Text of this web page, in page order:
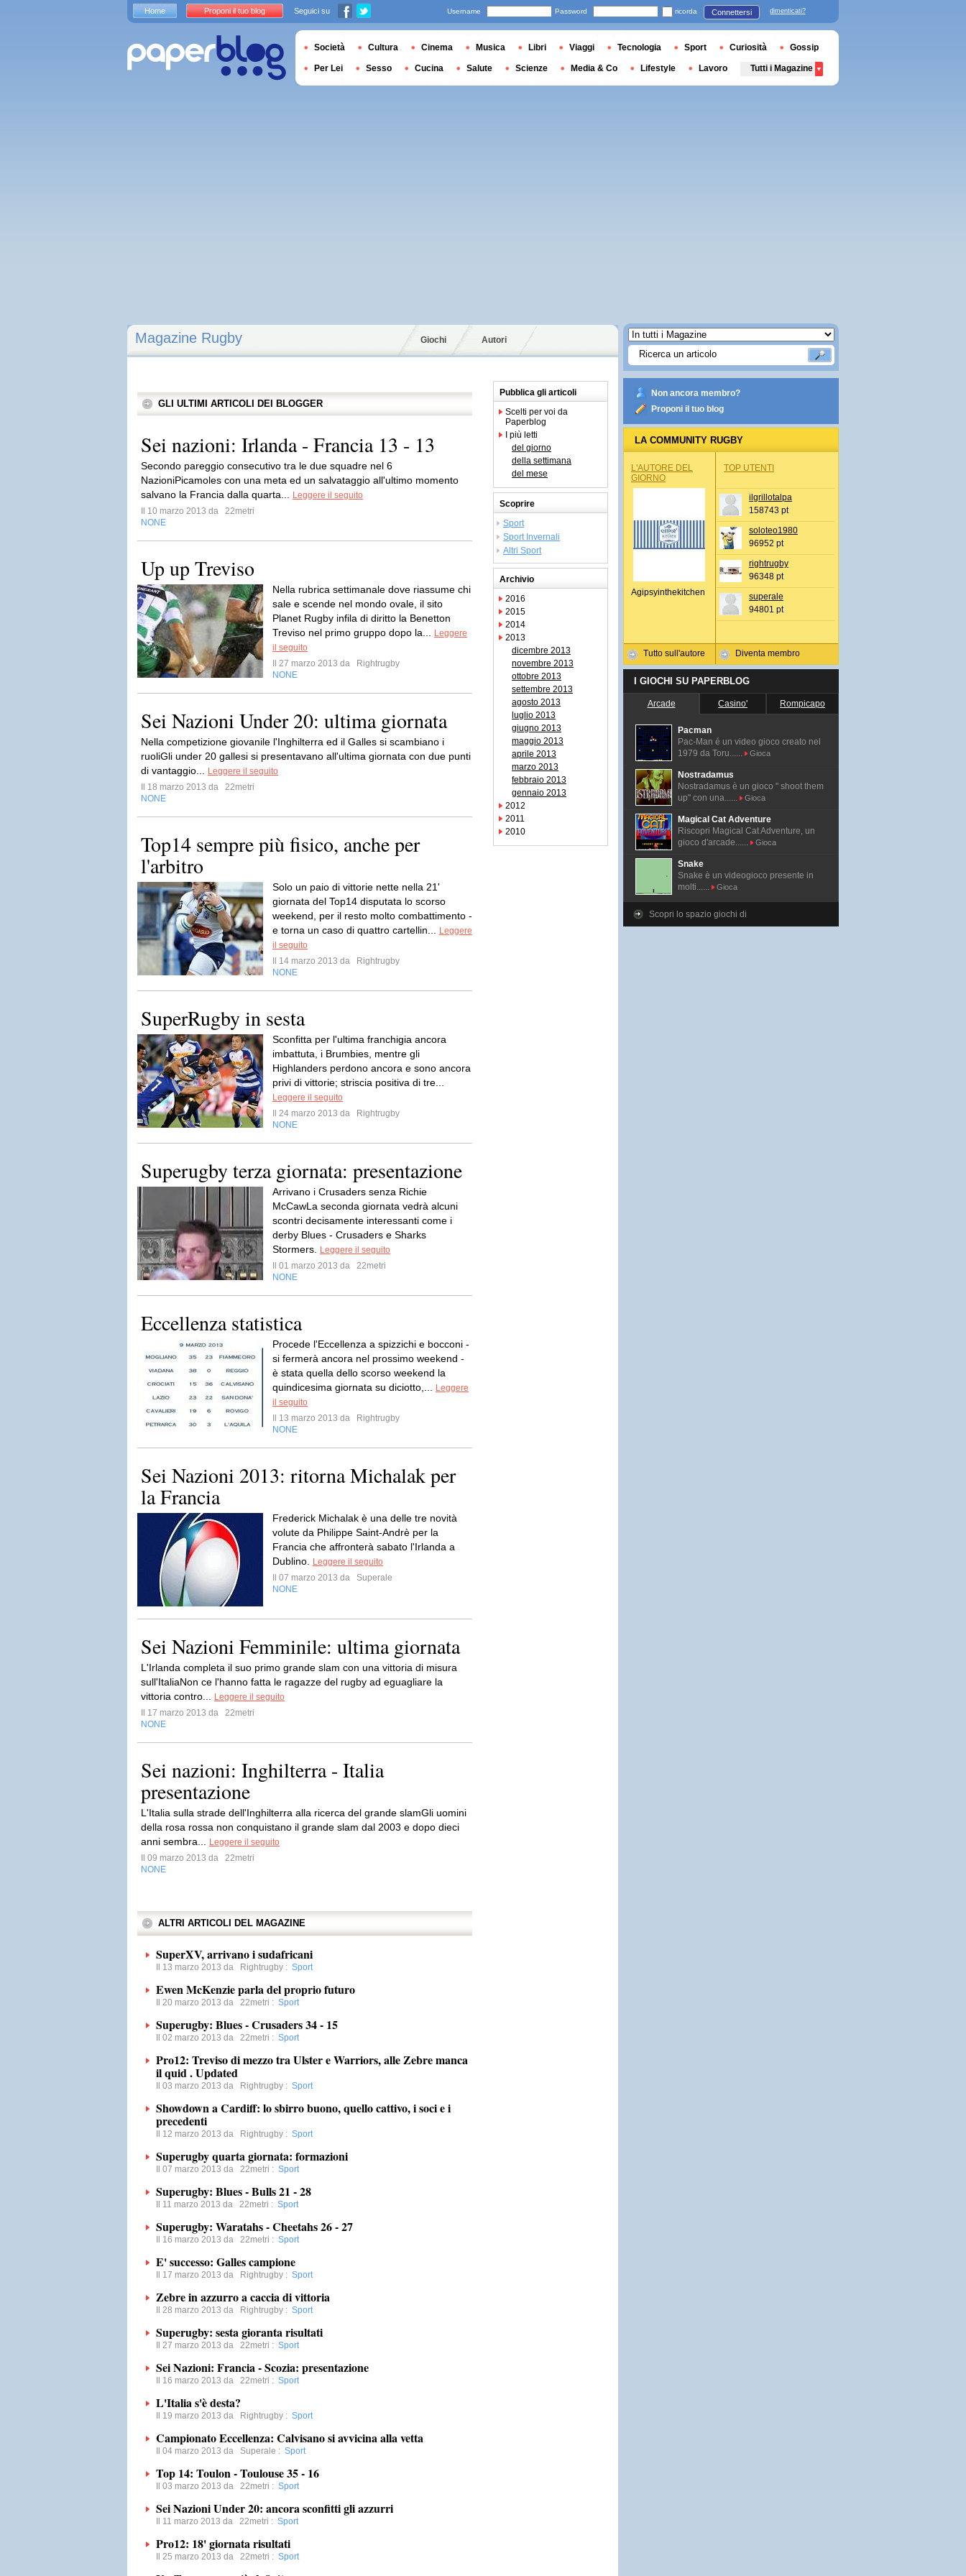
Magazine Rugby Giochi Autori
GLI ULTIMI ARTICOLI DEI BLOGGER
Sei nazioni: Irlanda - Francia 13 - 13
Secondo pareggio consecutivo tra le due squadre nel 6
NazioniPicamoles con una meta ed un salvataggio all'ultimo momento
salvano la Francia dalla quarta...
Leggere il seguito
Il 10 marzo 2013 da
22metri
NONE
Up up Treviso
Nella rubrica settimanale dove riassume chi
sale e scende nel mondo ovale, il sito
Planet Rugby infila di diritto la Benetton
Treviso nel primo gruppo dopo la...
Leggere
il seguito
Il 27 marzo 2013 da
Rightrugby
NONE
Sei Nazioni Under 20: ultima giornata
Nella competizione giovanile l'Inghilterra ed il Galles si scambiano i
ruoliGli under 20 gallesi si presentavano all'ultima giornata con due punti
di vantaggio...
Leggere il seguito
Il 18 marzo 2013 da
22metri
NONE
Top14 sempre più fisico, anche per
l'arbitro
Solo un paio di vittorie nette nella 21'
giornata del Top14 disputata lo scorso
weekend, per il resto molto combattimento -
e torna un caso di quattro cartellin...
Leggere
il seguito
Il 14 marzo 2013 da
Rightrugby
NONE
SuperRugby in sesta
Sconfitta per l'ultima franchigia ancora
imbattuta, i Brumbies, mentre gli
Highlanders perdono ancora e sono ancora
privi di vittorie; striscia positiva di tre...
Leggere il seguito
Il 24 marzo 2013 da
Rightrugby
NONE
Superugby terza giornata: presentazione
Arrivano i Crusaders senza Richie
McCawLa seconda giornata vedrà alcuni
scontri decisamente interessanti come i
derby Blues - Crusaders e Sharks
Stormers.
Leggere il seguito
Il 01 marzo 2013 da
22metri
NONE
Eccellenza statistica
Procede l'Eccellenza a spizzichi e bocconi -
si fermerà ancora nel prossimo weekend -
è stata quella dello scorso weekend la
quindicesima giornata su diciotto,...
Leggere
il seguito
Il 13 marzo 2013 da
Rightrugby
NONE
Sei Nazioni 2013: ritorna Michalak per
la Francia
Frederick Michalak è una delle tre novità
volute da Philippe Saint-Andrè per la
Francia che affronterà sabato l'Irlanda a
Dublino.
Leggere il seguito
Il 07 marzo 2013 da
Superale
NONE
Sei Nazioni Femminile: ultima giornata
L'Irlanda completa il suo primo grande slam con una vittoria di misura
sull'ItaliaNon ce l'hanno fatta le ragazze del rugby ad eguagliare la
vittoria contro...
Leggere il seguito
Il 17 marzo 2013 da
22metri
NONE
Sei nazioni: Inghilterra - Italia
presentazione
L'Italia sulla strade dell'Inghilterra alla ricerca del grande slamGli uomini
della rosa rossa non conquistano il grande slam dal 2003 e dopo dieci
anni sembra...
Leggere il seguito
Il 09 marzo 2013 da
22metri
NONE
ALTRI ARTICOLI DEL MAGAZINE
SuperXV, arrivano i sudafricani
Il 13 marzo 2013 da Rightrugby : Sport
Ewen McKenzie parla del proprio futuro
Il 20 marzo 2013 da 22metri : Sport
Superugby: Blues - Crusaders 34 - 15
Il 02 marzo 2013 da 22metri : Sport
Pro12: Treviso di mezzo tra Ulster e Warriors, alle Zebre manca
il quid . Updated
Il 03 marzo 2013 da Rightrugby : Sport
Showdown a Cardiff: lo sbirro buono, quello cattivo, i soci e i
precedenti
Il 12 marzo 2013 da Rightrugby : Sport
Superugby quarta giornata: formazioni
Il 07 marzo 2013 da 22metri : Sport
Superugby: Blues - Bulls 21 - 28
Il 11 marzo 2013 da 22metri : Sport
Superugby: Waratahs - Cheetahs 26 - 27
Il 16 marzo 2013 da 22metri : Sport
E' successo: Galles campione
Il 17 marzo 2013 da Rightrugby : Sport
Zebre in azzurro a caccia di vittoria
Il 28 marzo 2013 da Rightrugby : Sport
Superugby: sesta gioranta risultati
Il 27 marzo 2013 da 22metri : Sport
Sei Nazioni: Francia - Scozia: presentazione
Il 16 marzo 2013 da 22metri : Sport
L'Italia s'è desta?
Il 19 marzo 2013 da Rightrugby : Sport
Campionato Eccellenza: Calvisano si avvicina alla vetta
Il 04 marzo 2013 da Superale : Sport
Top 14: Toulon - Toulouse 35 - 16
Il 03 marzo 2013 da 22metri : Sport
Sei Nazioni Under 20: ancora sconfitti gli azzurri
Il 11 marzo 2013 da 22metri : Sport
Pro12: 18' giornata risultati
Il 25 marzo 2013 da 22metri : Sport
Pubblica gli articoli
Scelti per voi da
Paperblog
I più letti
del giorno
della settimana
del mese
Scoprire
Sport
Sport Invernali
Altri Sport
Archivio
2016
2015
2014
2013
dicembre 2013
novembre 2013
ottobre 2013
settembre 2013
agosto 2013
luglio 2013
giugno 2013
maggio 2013
aprile 2013
marzo 2013
febbraio 2013
gennaio 2013
2012
2011
2010
Non ancora membro?
Proponi il tuo blog
LA COMMUNITY RUGBY
L'AUTORE DEL
GIORNO
Agipsyinthekitchen
Tutto sull'autore
TOP UTENTI
ilgrillotalpa
158743 pt
soloteo1980
96952 pt
rightrugby
96348 pt
superale
94801 pt
Diventa membro
I GIOCHI SU PAPERBLOG
Arcade Casino' Rompicapo
Pacman
Pac-Man é un video gioco creato nel
1979 da Toru......
Gioca
Nostradamus
Nostradamus è un gioco " shoot them
up" con una......
Gioca
Magical Cat Adventure
Riscopri Magical Cat Adventure, un
gioco d'arcade......
Gioca
Snake
Snake è un videogioco presente in
molti......
Gioca
Scopri lo spazio giochi di
Home Proponi il tuo blog Seguici su Username Password ricorda Connettersi dimenticati?
Società Cultura Cinema Musica Libri Viaggi Tecnologia Sport Curiosità Gossip
Per Lei Sesso Cucina Salute Scienze Media & Co Lifestyle Lavoro Tutti i Magazine